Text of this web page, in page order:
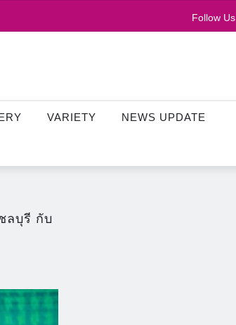
Follow Us
VARIETY NEWS UPDATE
ลบุรี กับ